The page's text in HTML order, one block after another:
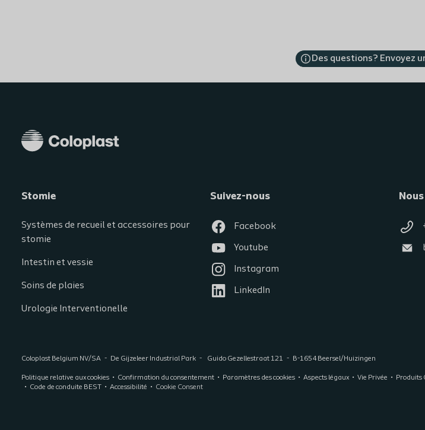
Des questions? Envoyez
Stomie
Systèmes de recueil et accessoires pour
stomie
Intestin et vessie
Soins de plaies
Urologie Interventionelle
Suivez-nous
Facebook
Youtube
Instagram
LinkedIn
Coloplast Belgium NV/SA De Gijzeleer Industrial Park Guido Gezellestraat 121 B-1654 Beersel/Huizingen
Politique relative aux cookies Confirmation du consentement Paramètres des cookies Aspects légaux Vie Privée Produits
Code de conduite BEST
Accessibilité Cookie Consent